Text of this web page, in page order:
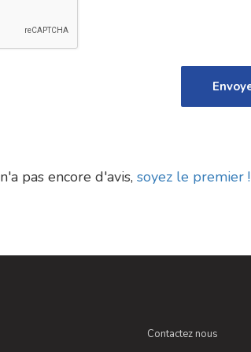
n'a pas encore d'avis, soyez le premier !
Contactez nous